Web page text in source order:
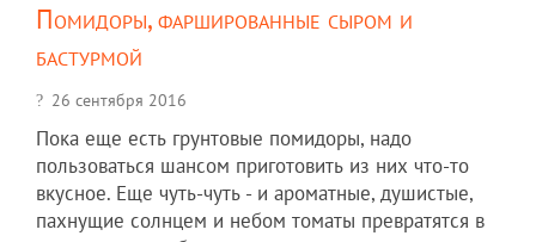
Помидоры, фаршированные сыром и
бастурмой
26 сентября 2016
Пока еще есть грунтовые помидоры, надо
пользоваться шансом приготовить из них что-то
вкусное. Еще чуть-чуть - и ароматные, душистые,
пахнущие солнцем и небом томаты превратятся в